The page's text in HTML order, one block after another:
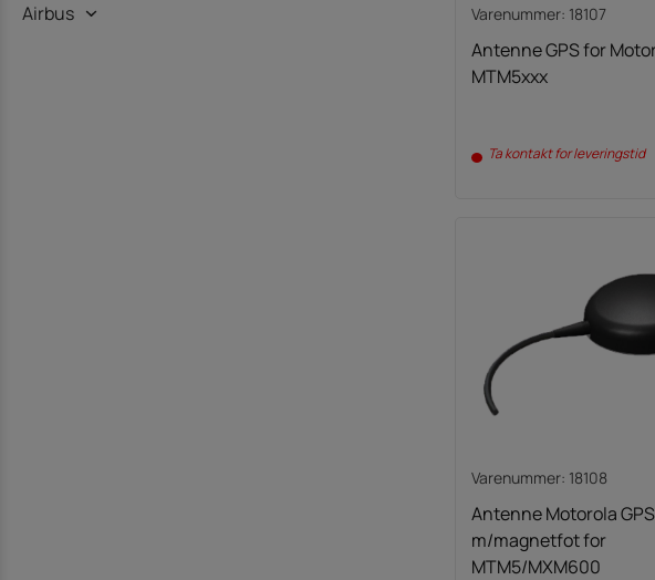
Airbus
Varenummer: 18107
Antenne GPS for
MTM5xxx
Ta kontakt for leveringstid
Varenummer: 18108
Antenne Motorola GPS
m/magnetfot for
MTM5/MXM600